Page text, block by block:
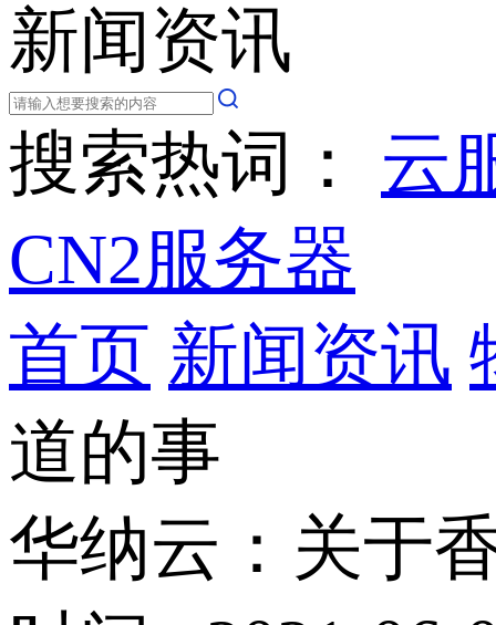
新闻资讯
搜索热词： 云
CN2服务器
首页 新闻资讯
道的事
华纳云：关于